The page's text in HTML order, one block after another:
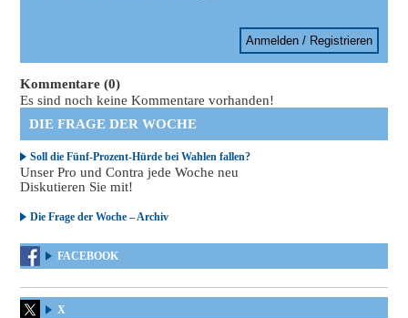
Anmelden / Registrieren
Kommentare (0)
Es sind noch keine Kommentare vorhanden!
DIE FRAGE DER WOCHE
Soll die Fünf-Prozent-Hürde bei Wahlen fallen?
Unser Pro und Contra jede Woche neu
Diskutieren Sie mit!
Die Frage der Woche – Archiv
FACEBOOK
X